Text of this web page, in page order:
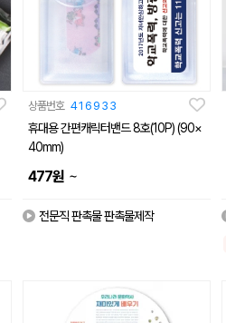
상품번호 416933
휴대용 간편캐릭터밴드 8호(10P) (90×
40mm)
477원 ~
전문직 판촉물 판촉물제작